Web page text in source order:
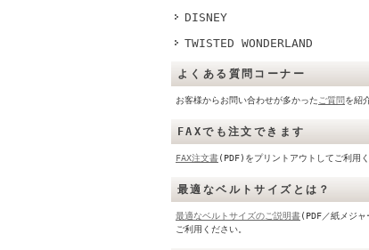
DISNEY
TWISTED WONDERLAND
よくある質問コーナー
お客様からお問い合わせが多かった ご質問を紹
FAXでも注文できます
FAX注文書(PDF)をプリントアウトしてご利用く
最適なベルトサイズとは？
最適なベルトサイズのご説明書(PDF／紙メジ
ご利用ください。